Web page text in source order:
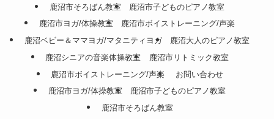
鹿沼市そろばん教室
鹿沼市子どものピアノ教室
鹿沼市ヨガ/体操教室
鹿沼市ボイストレーニング/声楽
鹿沼ベビー＆ママヨガ/マタニティヨガ
鹿沼大人のピアノ教室
鹿沼シニアの音楽体操教室
鹿沼市リトミック教室
鹿沼市ボイストレーニング/声楽
お問い合わせ
鹿沼市ヨガ/体操教室
鹿沼市子どものピアノ教室
鹿沼市そろばん教室